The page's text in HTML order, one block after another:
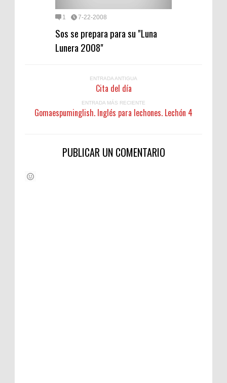
1 7-22-2008
Sos se prepara para su "Luna
Lunera 2008"
ENTRADA ANTIGUA
Cita del día
ENTRADA MÁS RECIENTE
Gomaespuminglish. Inglés para lechones. Lechón 4
PUBLICAR UN COMENTARIO